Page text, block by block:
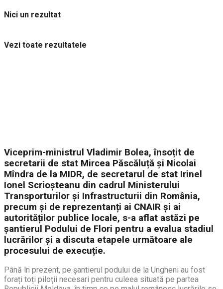
Nici un rezultat
Vezi toate rezultatele
Viceprim-ministrul Vladimir Bolea, însoțit de
secretarii de stat Mircea Păscăluță și Nicolai
Mîndra de la MIDR, de secretarul de stat Irinel
Ionel Scrioșteanu din cadrul Ministerului
Transporturilor și Infrastructurii din România,
precum și de reprezentanți ai CNAIR și ai
autorităților publice locale, s-a aflat astăzi pe
șantierul Podului de Flori pentru a evalua stadiul
lucrărilor și a discuta etapele următoare ale
procesului de execuție.
Până în prezent, pe șantierul podului de la Ungheni au fost
forați toți piloții necesari pentru culeea situată pe partea